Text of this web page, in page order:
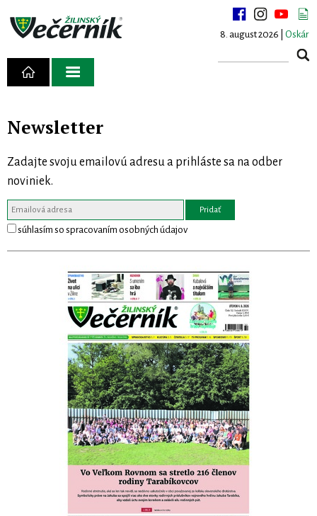
8. august 2026 | Oskár
Newsletter
Zadajte svoju emailovú adresu a prihláste sa na odber
noviniek.
súhlasím so spracovaním osobných údajov